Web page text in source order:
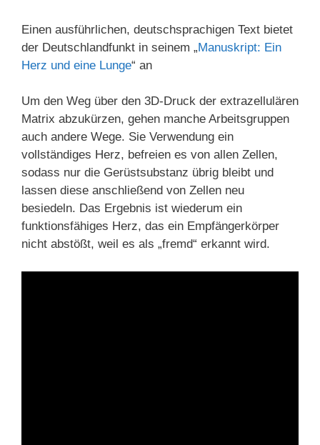
Einen ausführlichen, deutschsprachigen Text bietet
der Deutschlandfunkt in seinem „Manuskript: Ein
Herz und eine Lunge“ an
Um den Weg über den 3D-Druck der extrazellulären
Matrix abzukürzen, gehen manche Arbeitsgruppen
auch andere Wege. Sie Verwendung ein
vollständiges Herz, befreien es von allen Zellen,
sodass nur die Gerüstsubstanz übrig bleibt und
lassen diese anschließend von Zellen neu
besiedeln. Das Ergebnis ist wiederum ein
funktionsfähiges Herz, das ein Empfängerkörper
nicht abstößt, weil es als „fremd“ erkannt wird.